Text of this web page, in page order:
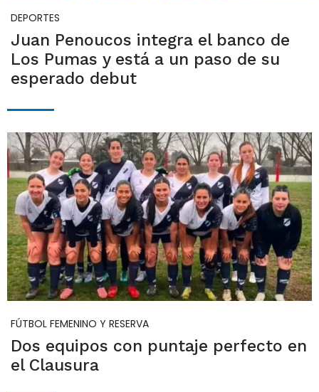
DEPORTES
Juan Penoucos integra el banco de
Los Pumas y está a un paso de su
esperado debut
FÚTBOL FEMENINO Y RESERVA
Dos equipos con puntaje perfecto en
el Clausura